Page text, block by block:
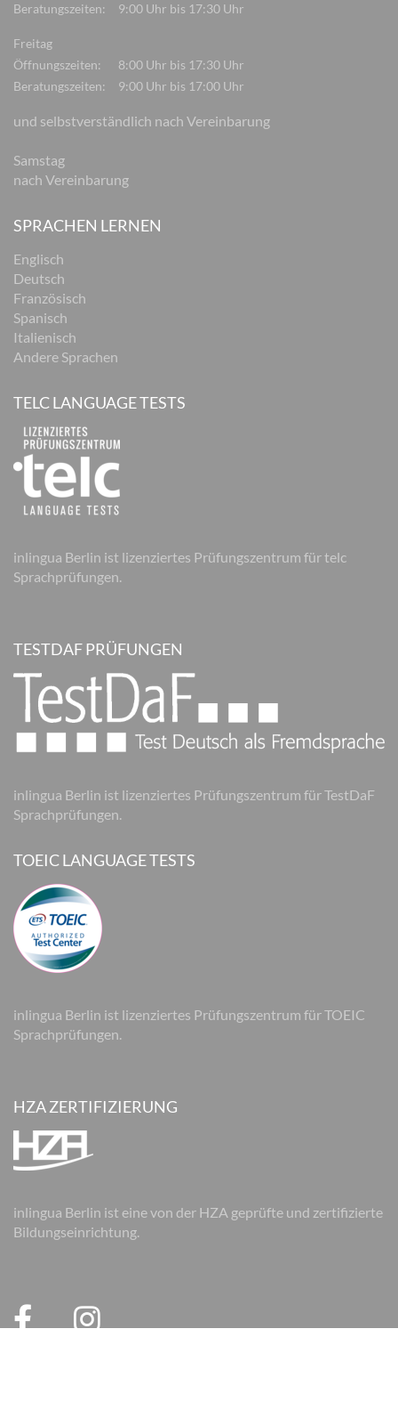
Beratungszeiten:
9:00 Uhr bis 17:30 Uhr
Freitag
Öffnungszeiten:
8:00 Uhr bis 17:30 Uhr
Beratungszeiten:
9:00 Uhr bis 17:00 Uhr
und selbstverständlich nach Vereinbarung
Samstag
nach Vereinbarung
SPRACHEN LERNEN
Englisch
Deutsch
Französisch
Spanisch
Italienisch
Andere Sprachen
TELC LANGUAGE TESTS
inlingua Berlin ist lizenziertes Prüfungszentrum für telc
Sprachprüfungen.
TESTDAF PRÜFUNGEN
inlingua Berlin ist lizenziertes Prüfungszentrum für TestDaF
Sprachprüfungen.
TOEIC LANGUAGE TESTS
inlingua Berlin ist lizenziertes Prüfungszentrum für TOEIC
Sprachprüfungen.
HZA ZERTIFIZIERUNG
inlingua Berlin ist eine von der HZA geprüfte und zertifizierte
Bildungseinrichtung.